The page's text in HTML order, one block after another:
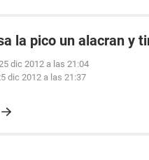
la pico un alacran y
dic 2012 a las 21:04
dic 2012 a las 21:37